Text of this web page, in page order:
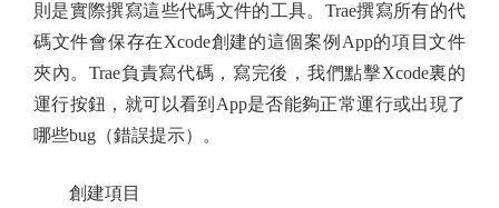
則是實際撰寫這些代碼文件的工具。Trae撰寫所有的代
碼文件會保存在Xcode創建的這個案例App的項目文件
夾內。Trae負責寫代碼，寫完後，我們點擊Xcode裏的
運行按鈕，就可以看到App是否能夠正常運行或出現了
哪些bug（錯誤提示）。
創建項目